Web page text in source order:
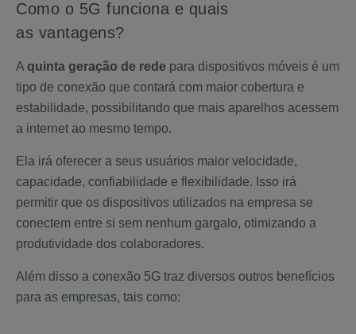
Como o 5G funciona e quais
as vantagens?
A quinta geração de rede para dispositivos móveis é um
tipo de conexão que contará com maior cobertura e
estabilidade, possibilitando que mais aparelhos acessem
a internet ao mesmo tempo.
Ela irá oferecer a seus usuários maior velocidade,
capacidade, confiabilidade e flexibilidade. Isso irá
permitir que os dispositivos utilizados na empresa se
conectem entre si sem nenhum gargalo, otimizando a
produtividade dos colaboradores.
Além disso a conexão 5G traz diversos outros benefícios
para as empresas, tais como: